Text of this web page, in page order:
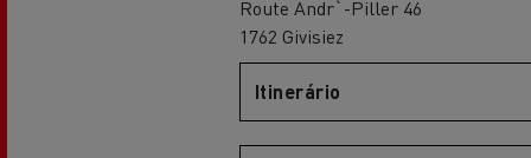
A nossa gama de gasóleo
Renault Trucks Master Red EDITION
A nossa oferta 360° toda
Vantagens da mobilidade
Route Andr`-Piller 46
1762 Givisiez
Itinerário